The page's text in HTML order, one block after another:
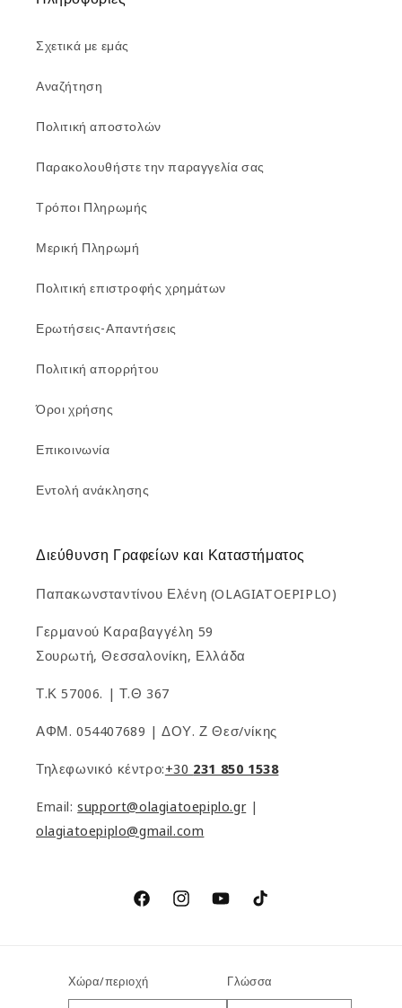
Σχετικά με εμάς
Αναζήτηση
Πολιτική αποστολών
Παρακολουθήστε την παραγγελία σας
Τρόποι Πληρωμής
Μερική Πληρωμή
Πολιτική επιστροφής χρημάτων
Ερωτήσεις-Απαντήσεις
Πολιτική απορρήτου
Όροι χρήσης
Επικοινωνία
Εντολή ανάκλησης
Διεύθυνση Γραφείων και Καταστήματος
Παπακωνσταντίνου Ελένη (OLAGIATOEPIPLO)
Γερμανού Καραβαγγέλη 59
Σουρωτή, Θεσσαλονίκη, Ελλάδα
Τ.Κ 57006. | Τ.Θ 367
ΑΦΜ. 054407689 | ΔΟΥ. Ζ Θεσ/νίκης
Τηλεφωνικό κέντρο:+30 231 850 1538
Email:support@olagiatoepiplo.gr|
olagiatoepiplo@gmail.com
FacebookInstagramYouTubeTikTok
Χώρα/περιοχή Γλώσσα